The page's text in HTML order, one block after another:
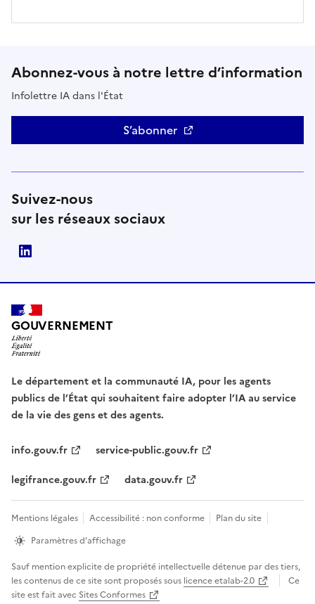
Abonnez-vous à notre lettre d’information
Infolettre IA dans l'État
S’abonner
Suivez-nous
sur les réseaux sociaux
GOUVERNEMENT
Le département et la communauté IA, pour les agents
publics de l’État qui souhaitent faire adopter l’IA au service
de la vie des gens et des agents.
info.gouv.fr
service-public.gouv.fr
legifrance.gouv.fr
data.gouv.fr
Mentions légales Accessibilité : non conforme
Plan du site
Paramètres d’affichage
Sauf mention explicite de propriété intellectuelle détenue par des tiers,
les contenus de ce site sont proposés sous licence etalab-2.0
Ce
site est fait avec Sites Conformes